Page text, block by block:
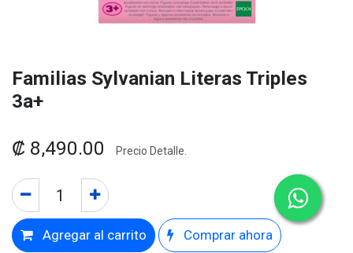
Familias Sylvanian Literas Triples
3a+
₡ 8,490.00 Precio Detalle.
Agregar al carrito Comprar ahora